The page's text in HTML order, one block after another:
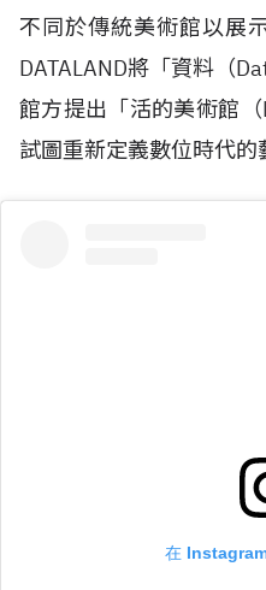
不同於傳統美術館以展
DATALAND將「資料（
館方提出「活的美術館（
試圖重新定義數位時代的
在